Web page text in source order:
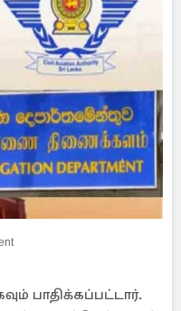
பாதிக்கப்பட்டார்.